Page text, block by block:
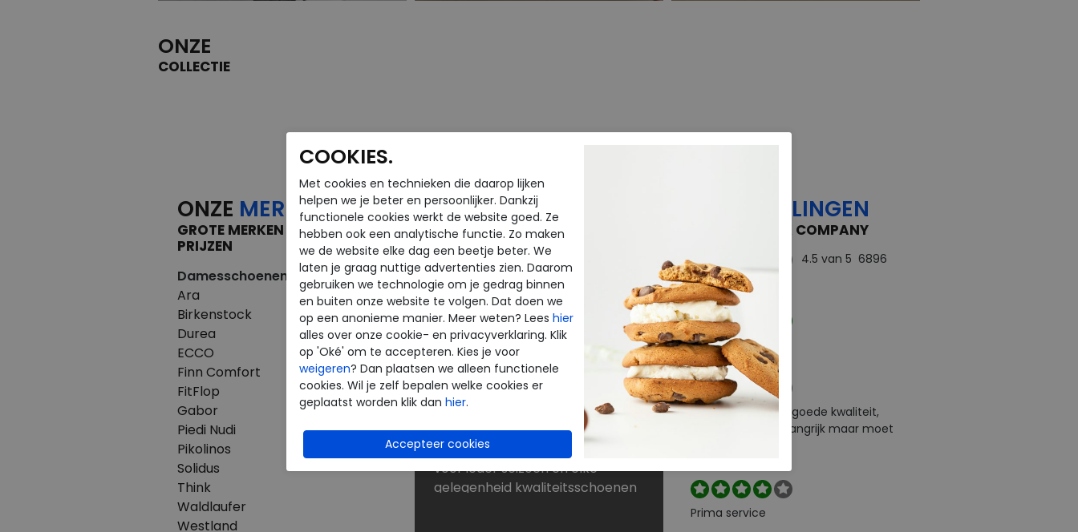
ONZE
COLLECTIE
ONZE MERKEN
GROTE MERKEN VOOR KLEINE
PRIJZEN
Damesschoenen
Ara
Birkenstock
Durea
ECCO
Finn Comfort
FitFlop
Gabor
Piedi Nudi
Pikolinos
Solidus
Think
Waldlaufer
Westland
Herenschoenen
Australian
Birkenstock
Clarks
ECCO
Finn Comfort
Mephisto
Pikolinos
Westland
NU KORTINGEN TOT 60%
Dé schoenen outlet met grote
merken
Bij Merkschoenenstunter vindt u
outlet schoenen van de beste
merken. De new arrivals van uw
favoriete merk verrassen elke
keer weer. Op zoek naar
schoenen voor lange
strandwandelingen? Naar
laarzen voor de winter? Of kunt u
nog wel een paar slippers of
sandalen gebruiken? U shopt
voor ieder seizoen en elke
gelegenheid kwaliteitsschoenen
BEOORDELINGEN
THE FEEDBACK COMPANY
4.5 van 5 6896
beoordelingen
Perfect
Snelle levering en goede kwaliteit,
retourneren is belangrijk maar moet
Prima service
COOKIES.
Met cookies en technieken die daarop lijken
helpen we je beter en persoonlijker. Dankzij
functionele cookies werkt de website goed. Ze
hebben ook een analytische functie. Zo maken
we de website elke dag een beetje beter. We
laten je graag nuttige advertenties zien. Daarom
gebruiken we technologie om je gedrag binnen
en buiten onze website te volgen. Dat doen we
op een anonieme manier. Meer weten? Lees hier
alles over onze cookie- en privacyverklaring. Klik
op 'Oké' om te accepteren. Kies je voor
weigeren? Dan plaatsen we alleen functionele
cookies. Wil je zelf bepalen welke cookies er
geplaatst worden klik dan hier.